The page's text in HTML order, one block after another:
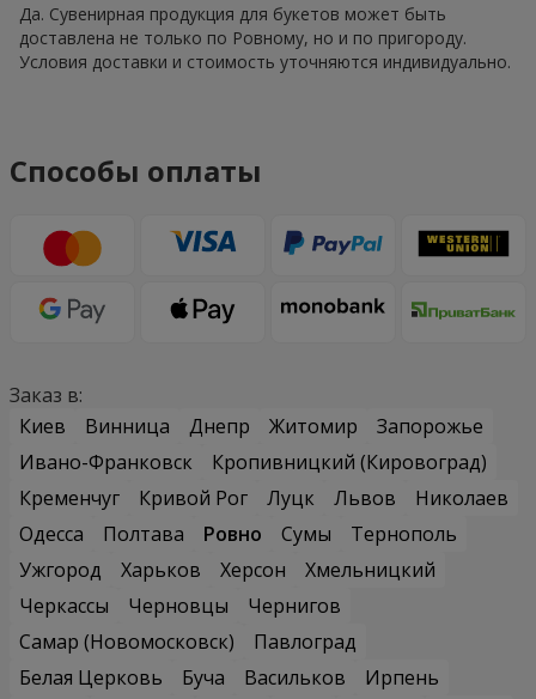
Да. Сувенирная продукция для букетов может быть
доставлена не только по Ровному, но и по пригороду.
Условия доставки и стоимость уточняются индивидуально.
Способы оплаты
Заказ в:
Киев
Винница Днепр Житомир
Запорожье
Ивано-Франковск
Кропивницкий (Кировоград)
Кременчуг
Кривой Рог Луцк Львов
Николаев
Одесса
Полтава Ровно Сумы
Тернополь
Ужгород
Харьков Херсон
Хмельницкий
Черкассы
Черновцы
Чернигов
Самар (Новомосковск)
Павлоград
Белая Церковь
Буча Васильков
Ирпень